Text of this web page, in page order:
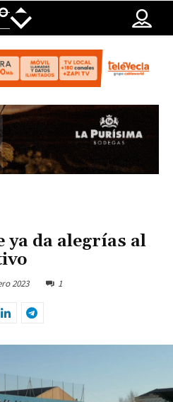
ya da alegrías al
2023 1